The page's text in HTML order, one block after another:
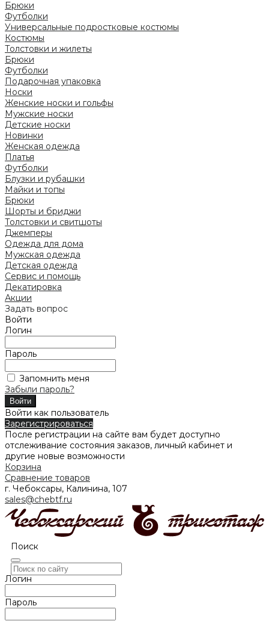
Брюки
Футболки
Универсальные подростковые костюмы
Костюмы
Толстовки и жилеты
Брюки
Футболки
Подарочная упаковка
Носки
Женские носки и гольфы
Мужские носки
Детские носки
Новинки
Женская одежда
Платья
Футболки
Блузки и рубашки
Майки и топы
Брюки
Шорты и бриджи
Толстовки и свитшоты
Джемперы
Одежда для дома
Мужская одежда
Детская одежда
Сервис и помощь
Декатировка
Акции
Задать вопрос
Войти
Логин
Пароль
Запомнить меня
Забыли пароль?
Войти как пользователь
Зарегистрироваться
После регистрации на сайте вам будет доступно
отслеживание состояния заказов, личный кабинет и
другие новые возможности
Корзина
Сравнение товаров
г. Чебоксары, Калинина, 107
sales@chebtf.ru
Поиск
Логин
Пароль